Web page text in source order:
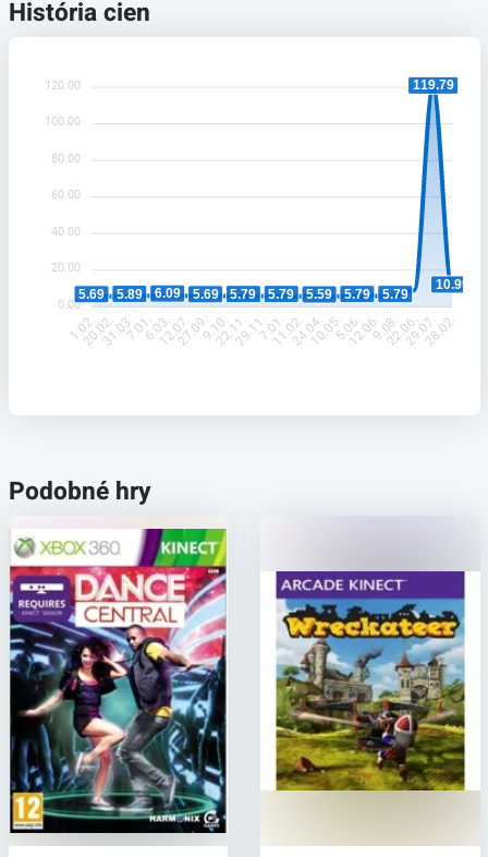
História cien
120.00
100.00
80.00
60.00
40.00
20.00
0.00
5.69 5.89 6.09 5.69 5.79 5.79 5.59 5.79 5.79
119.79
10.99
1.02.
20.02.31.03.7.01.6.03.
12.07.27.09.9.10.
22.11.29.11.7.01.
11.02.24.04.10.05.5.06.
12.06.9.08.
22.06.29.07.28.02.
Podobné hry